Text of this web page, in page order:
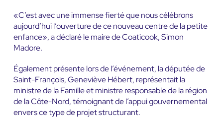
«C’est avec une immense fierté que nous célébrons
aujourd’hui l’ouverture de ce nouveau centre de la petite
enfance», a déclaré le maire de Coaticook, Simon
Madore.
Également présente lors de l’événement, la députée de
Saint-François, Geneviève Hébert, représentait la
ministre de la Famille et ministre responsable de la région
de la Côte-Nord, témoignant de l’appui gouvernemental
envers ce type de projet structurant.